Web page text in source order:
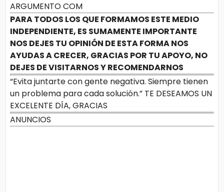
ARGUMENTO COM
PARA TODOS LOS QUE FORMAMOS ESTE MEDIO
INDEPENDIENTE, ES SUMAMENTE IMPORTANTE
NOS DEJES TU OPINIÓN DE ESTA FORMA NOS
AYUDAS A CRECER, GRACIAS POR TU APOYO, NO
DEJES DE VISITARNOS Y RECOMENDARNOS
“Evita juntarte con gente negativa. Siempre tienen
un problema para cada solución.” TE DESEAMOS UN
EXCELENTE DÍA, GRACIAS
ANUNCIOS